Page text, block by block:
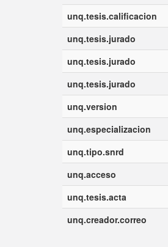
unq.tesis.calificacion
unq.tesis.jurado
unq.tesis.jurado
unq.tesis.jurado
unq.version
unq.especializacion
unq.tipo.snrd
unq.acceso
unq.tesis.acta
unq.creador.correo